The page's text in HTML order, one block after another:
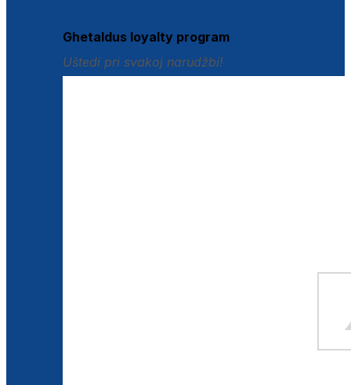
Ghetaldus loyalty program
Uštedi pri svakoj narudžbi!